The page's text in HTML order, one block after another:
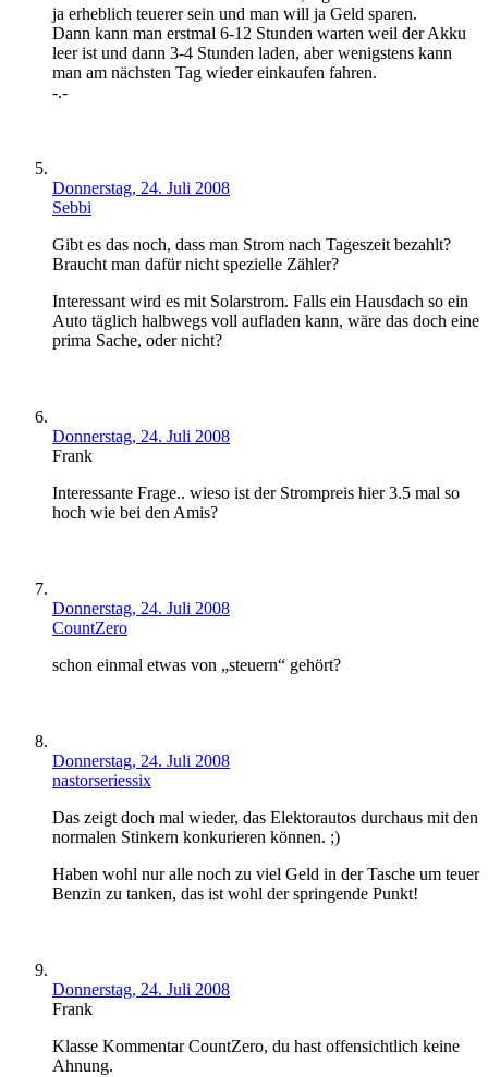
ja erheblich teuerer sein und man will ja Geld sparen.
Dann kann man erstmal 6-12 Stunden warten weil der Akku
leer ist und dann 3-4 Stunden laden, aber wenigstens kann
man am nächsten Tag wieder einkaufen fahren.
-.-
Donnerstag, 24. Juli 2008
Sebbi
Gibt es das noch, dass man Strom nach Tageszeit bezahlt?
Braucht man dafür nicht spezielle Zähler?
Interessant wird es mit Solarstrom. Falls ein Hausdach so ein
Auto täglich halbwegs voll aufladen kann, wäre das doch eine
prima Sache, oder nicht?
Donnerstag, 24. Juli 2008
Frank
Interessante Frage.. wieso ist der Strompreis hier 3.5 mal so
hoch wie bei den Amis?
Donnerstag, 24. Juli 2008
CountZero
schon einmal etwas von „steuern“ gehört?
Donnerstag, 24. Juli 2008
nastorseriessix
Das zeigt doch mal wieder, das Elektorautos durchaus mit den
normalen Stinkern konkurieren können. ;)
Haben wohl nur alle noch zu viel Geld in der Tasche um teuer
Benzin zu tanken, das ist wohl der springende Punkt!
Donnerstag, 24. Juli 2008
Frank
Klasse Kommentar CountZero, du hast offensichtlich keine
Ahnung.